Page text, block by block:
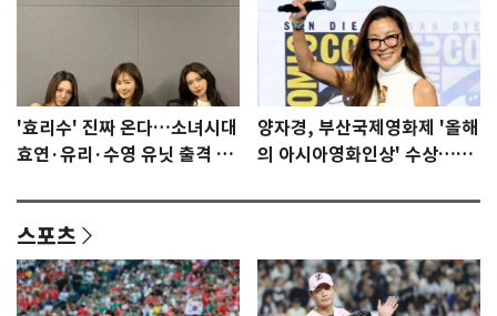
'효리수' 진짜 온다…소녀시대
효연·유리·수영 유닛 출격 [N
양자경, 부산국제영화제 '올해
의 아시아영화인상' 수상…15
스포츠